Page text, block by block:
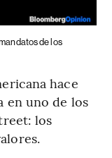
de los
hace
en uno de los
los